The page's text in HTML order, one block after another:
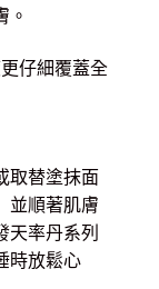
。
仔細覆蓋全
取替塗抹面
並順著肌膚
天率丹系列
時放鬆心